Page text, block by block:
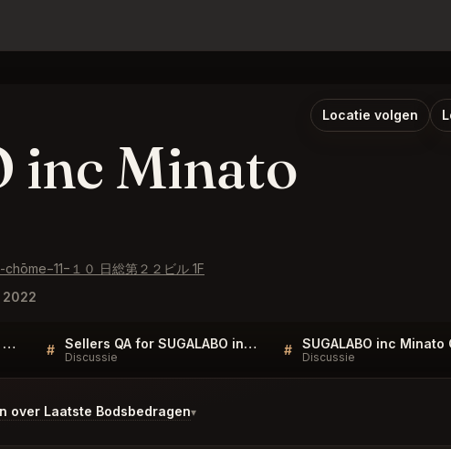
Locatie volgen
inc Minato
１０ 日総第２２ビル 1F
2022
SUGALABO inc Minato City Reviews # Sellers QA for SUGALABO inc Minato City
Discussie # Discussie
over Laatste Bodsbedragen▾